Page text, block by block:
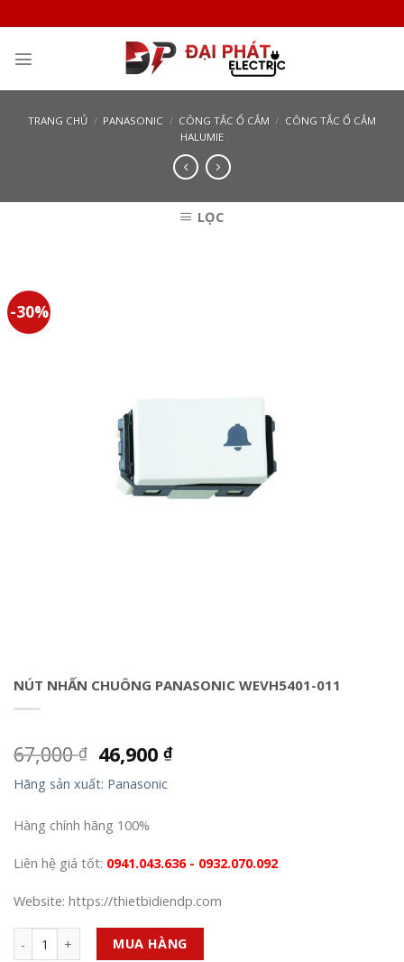
to
content
TRANG CHỦ / PANASONIC / CÔNG TẮC Ổ CẮM / CÔNG TẮC Ổ CẮM
HALUMIE
LỌC
-30%
NÚT NHẤN CHUÔNG PANASONIC WEVH5401-011
67,000₫ 46,900₫
Hãng sản xuất: Panasonic
Hàng chính hãng 100%
Liên hệ giá tốt: 0941.043.636 - 0932.070.092
Website: https://thietbidiendp.com
Số lượng MUA HÀNG